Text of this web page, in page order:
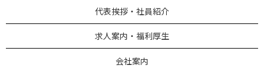
代表挨拶・社員紹介
求人案内・福利厚生
会社案内